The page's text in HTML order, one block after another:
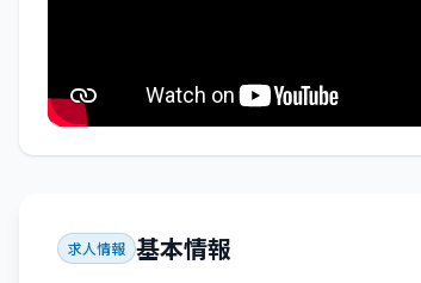
求人情報 基本情報